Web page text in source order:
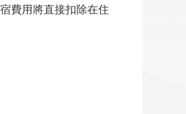
費用將直接扣除在住